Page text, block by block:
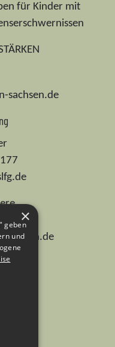
für Kinder mit
sachsen.de
×
geben
und